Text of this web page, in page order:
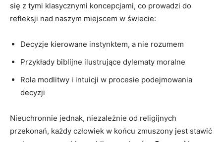
się z tymi klasycznymi koncepcjami, ​co prowadzi do⁣
refleksji nad naszym miejscem ‍w świecie:
Decyzje kierowane⁢ instynktem, a nie rozumem
Przykłady biblijne ilustrujące ⁣dylematy moralne
Rola modlitwy i intuicji w procesie ⁣podejmowania
decyzji
Nieuchronnie jednak, niezależnie od​ religijnych
przekonań, każdy człowiek w końcu zmuszony jest stawić